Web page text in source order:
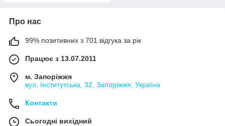
Про нас
99% позитивних з 701 відгука за рік
Працює з 13.07.2011
м. Запоріжжя
вул. Інститутська, 32, Запоріжжя, Україна
Контакти
Сьогодні вихідний